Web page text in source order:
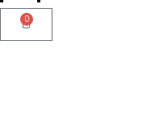
0